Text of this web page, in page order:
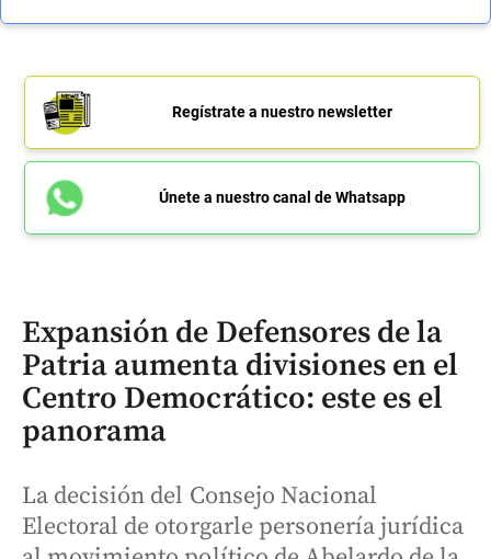
Regístrate a nuestro newsletter
Únete a nuestro canal de Whatsapp
Expansión de Defensores de la
Patria aumenta divisiones en el
Centro Democrático: este es el
panorama
La decisión del Consejo Nacional
Electoral de otorgarle personería jurídica